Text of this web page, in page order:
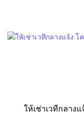
ให้เช่าเวทีกลาง